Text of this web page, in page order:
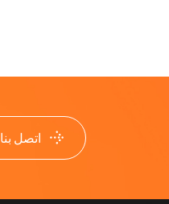
اتصل بنا